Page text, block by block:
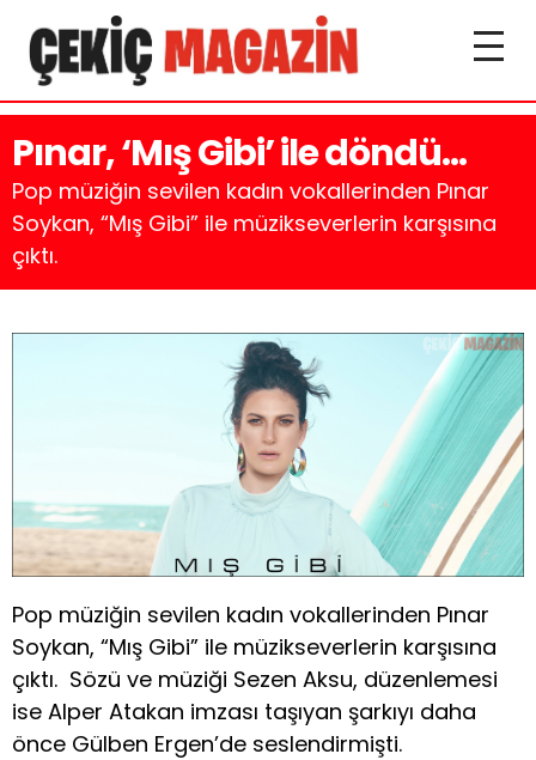
Pınar, ‘Mış Gibi’ ile döndü…
Pop müziğin sevilen kadın vokallerinden Pınar
Soykan, “Mış Gibi” ile müzikseverlerin karşısına
çıktı.
Pop müziğin sevilen kadın vokallerinden Pınar
Soykan, “Mış Gibi” ile müzikseverlerin karşısına
çıktı. Sözü ve müziği Sezen Aksu, düzenlemesi
ise Alper Atakan imzası taşıyan şarkıyı daha
önce Gülben Ergen’de seslendirmişti.